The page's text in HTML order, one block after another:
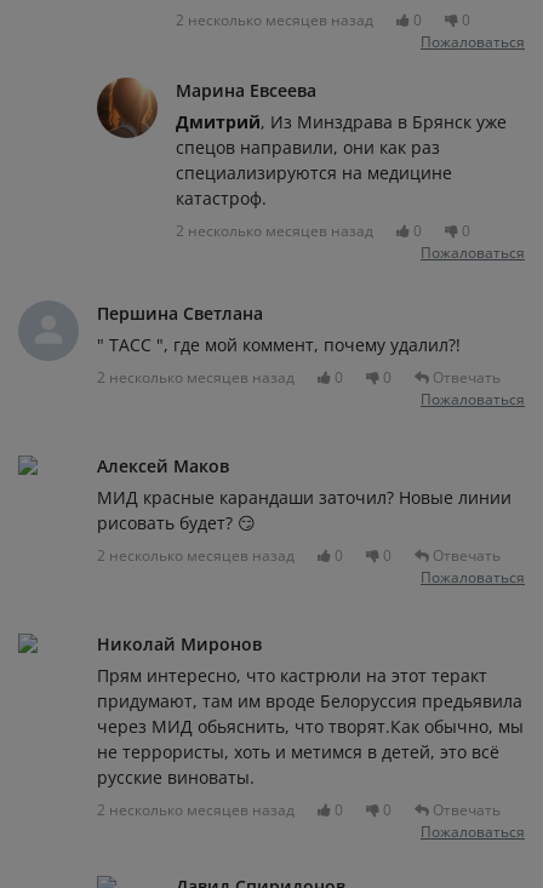
2 несколько месяцев назад 0
0
Пожаловаться
Марина Евсеева
Дмитрий, Из Минздрава в Брянск уже
спецов направили, они как раз
специализируются на медицине
катастроф.
2 несколько месяцев назад 0
0
Пожаловаться
Першина Светлана
" ТАСС ", где мой коммент, почему удалил?!
2 несколько месяцев назад 0 0
Отвечать
Пожаловаться
Алексей Маков
МИД красные карандаши заточил? Новые линии
рисовать будет? 😏
2 несколько месяцев назад 0 0
Отвечать
Пожаловаться
Николай Миронов
Прям интересно, что кастрюли на этот теракт
придумают, там им вроде Белоруссия предьявила
через МИД обьяснить, что творят.Как обычно, мы
не террористы, хоть и метимся в детей, это всё
русские виноваты.
2 несколько месяцев назад 0 0
Отвечать
Пожаловаться